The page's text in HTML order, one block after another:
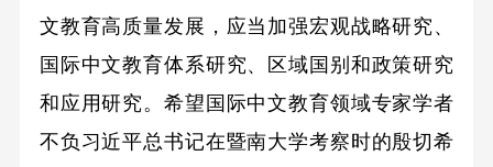
文教育高质量发展，应当加强宏观战略研究、
国际中文教育体系研究、区域国别和政策研究
和应用研究。希望国际中文教育领域专家学者
不负习近平总书记在暨南大学考察时的殷切希